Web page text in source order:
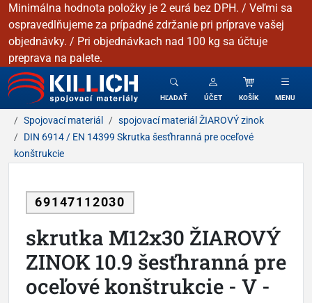
Minimálna hodnota položky je 2 eurá bez DPH. / Veľmi sa
ospravedlňujeme za prípadné zdržanie pri príprave vašej
objednávky. / Pri objednávkach nad 100 kg sa účtuje
preprava na palete.
KILLICH - Spojovacie materiály
HĽADAŤ ÚČET KOŠÍK MENU
Spojovací materiál
spojovací materiál ŽIAROVÝ zinok
DIN 6914 / EN 14399 Skrutka šesťhranná pre oceľové
konštrukcie
69147112030
skrutka M12x30 ŽIAROVÝ
ZINOK 10.9 šesťhranná pre
oceľové konštrukcie - V -